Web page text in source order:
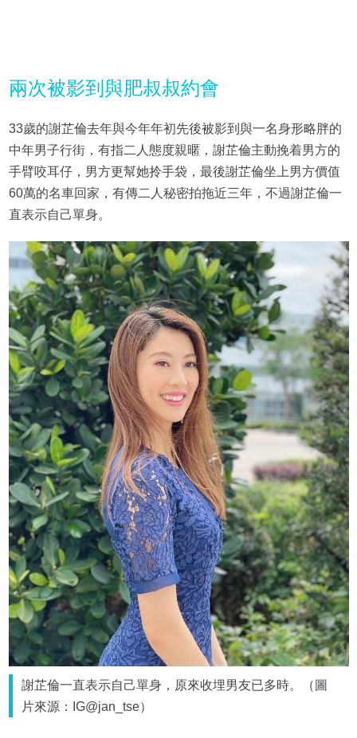
兩次被影到與肥叔叔約會
33歲的謝芷倫去年與今年年初先後被影到與一名身形略胖的
中年男子行街，有指二人態度親暱，謝芷倫主動挽着男方的
手臂咬耳仔，男方更幫她拎手袋，最後謝芷倫坐上男方價值
60萬的名車回家，有傳二人秘密拍拖近三年，不過謝芷倫一
直表示自己單身。
謝芷倫一直表示自己單身，原來收埋男友已多時。（圖
片來源：IG@jan_tse）